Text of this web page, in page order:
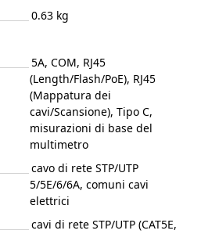
0.63 kg
5A, COM, RJ45
(Length/Flash/PoE), RJ45
(Mappatura dei
cavi/Scansione), Tipo C,
misurazioni di base del
multimetro
cavo di rete STP/UTP
5/5E/6/6A, comuni cavi
elettrici
cavi di rete STP/UTP (CAT5E,